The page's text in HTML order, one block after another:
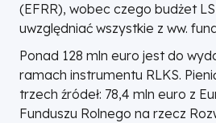
(EFRR), wobec czego budżet
uwzględniać wszystkie z ww.
Ponad 128 mln euro jest do
ramach instrumentu RLKS.
trzech źródeł: 78,4 mln euro z
Funduszu Rolnego na rzecz